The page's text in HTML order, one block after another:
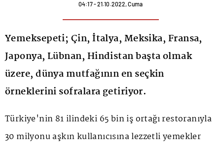
04:17 - 21.10.2022, Cuma
Yemeksepeti; Çin, İtalya, Meksika, Fransa,
Japonya, Lübnan, Hindistan başta olmak
üzere, dünya mutfağının en seçkin
örneklerini sofralara getiriyor.
Türkiye'nin 81 ilindeki 65 bin iş ortağı restoranıyla
30 milyonu aşkın kullanıcısına lezzetli yemekler